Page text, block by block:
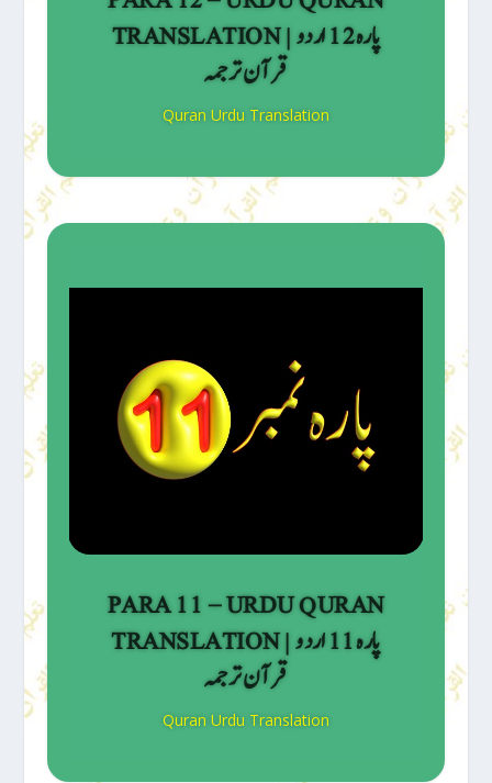
TRANSLATION | پارہ 12 اردو
قرآن ترجمہ
Quran Urdu Translation
PARA 11 – URDU QURAN
TRANSLATION | پارہ 11 اردو
قرآن ترجمہ
Quran Urdu Translation